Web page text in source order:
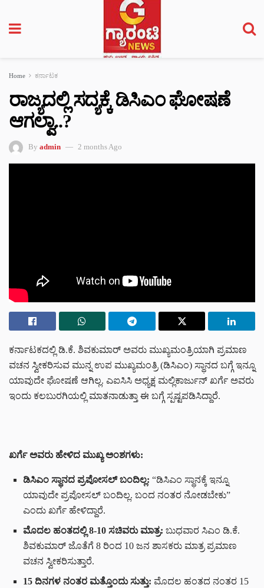
Home ಕರ್ನಾಟಕ
ರಾಜ್ಯದಲ್ಲಿ ಸದ್ಯಕ್ಕೆ ಡಿಸಿಎಂ ಘೋಷಣೆ
ಆಗಲ್ವಾ..?
By admin 2 months Ago
ಕರ್ನಾಟಕದಲ್ಲಿ ಡಿ.ಕೆ. ಶಿವಕುಮಾರ್ ಅವರು ಮುಖ್ಯಮಂತ್ರಿಯಾಗಿ ಪ್ರಮಾಣ
ವಚನ ಸ್ವೀಕರಿಸುವ ಮುನ್ನ ಉಪ ಮುಖ್ಯಮಂತ್ರಿ (ಡಿಸಿಎಂ) ಸ್ಥಾನದ ಬಗ್ಗೆ ಇನ್ನೂ
ಯಾವುದೇ ಘೋಷಣೆ ಆಗಿಲ್ಲ. ಎಐಸಿಸಿ ಅಧ್ಯಕ್ಷ ಮಲ್ಲಿಕಾರ್ಜುನ್ ಖರ್ಗೆ ಅವರು
ಇಂದು ಕಲಬುರಗಿಯಲ್ಲಿ ಮಾತನಾಡುತ್ತಾ ಈ ಬಗ್ಗೆ ಸ್ಪಷ್ಟಪಡಿಸಿದ್ದಾರೆ.
ಖರ್ಗೆ ಅವರು ಹೇಳಿದ ಮುಖ್ಯ ಅಂಶಗಳು:
ಡಿಸಿಎಂ ಸ್ಥಾನದ ಪ್ರಪೋಸಲ್ ಬಂದಿಲ್ಲ: “ಡಿಸಿಎಂ ಸ್ಥಾನಕ್ಕೆ ಇನ್ನೂ
ಯಾವುದೇ ಪ್ರಪೋಸಲ್ ಬಂದಿಲ್ಲ. ಬಂದ ನಂತರ ನೋಡಬೇಕು”
ಎಂದು ಖರ್ಗೆ ಹೇಳಿದ್ದಾರೆ.
ಮೊದಲ ಹಂತದಲ್ಲಿ 8-10 ಸಚಿವರು ಮಾತ್ರ: ಬುಧವಾರ ಸಿಎಂ ಡಿ.ಕೆ.
ಶಿವಕುಮಾರ್ ಜೊತೆಗೆ 8 ರಿಂದ 10 ಜನ ಶಾಸಕರು ಮಾತ್ರ ಪ್ರಮಾಣ
ವಚನ ಸ್ವೀಕರಿಸುತ್ತಾರೆ.
15 ದಿನಗಳ ನಂತರ ಮತ್ತೊಂದು ಸುತ್ತು: ಮೊದಲ ಹಂತದ ನಂತರ 15